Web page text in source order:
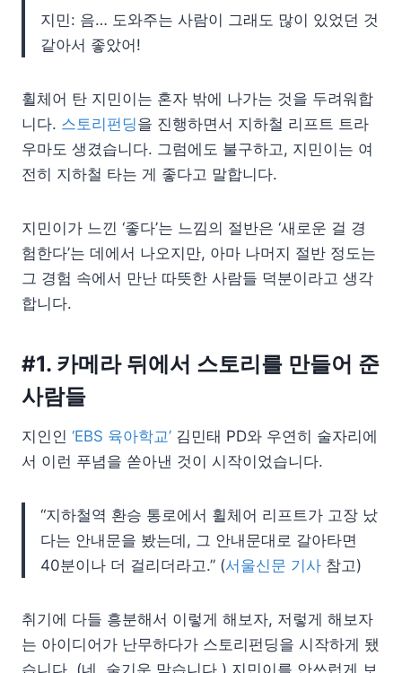
지민: 음… 도와주는 사람이 그래도 많이 있었던 것
같아서 좋았어!
휠체어 탄 지민이는 혼자 밖에 나가는 것을 두려워합
니다. 스토리펀딩을 진행하면서 지하철 리프트 트라
우마도 생겼습니다. 그럼에도 불구하고, 지민이는 여
전히 지하철 타는 게 좋다고 말합니다.
지민이가 느낀 ‘좋다’는 느낌의 절반은 ‘새로운 걸 경
험한다’는 데에서 나오지만, 아마 나머지 절반 정도는
그 경험 속에서 만난 따뜻한 사람들 덕분이라고 생각
합니다.
#1. 카메라 뒤에서 스토리를 만들어 준
사람들
지인인 ‘EBS 육아학교’ 김민태 PD와 우연히 술자리에
서 이런 푸념을 쏟아낸 것이 시작이었습니다.
“지하철역 환승 통로에서 휠체어 리프트가 고장 났
다는 안내문을 봤는데, 그 안내문대로 갈아타면
40분이나 더 걸리더라고.” (서울신문 기사 참고)
취기에 다들 흥분해서 이렇게 해보자, 저렇게 해보자
는 아이디어가 난무하다가 스토리펀딩을 시작하게 됐
습니다. (네, 술기운 맞습니다.) 지민이를 안쓰럽게 보